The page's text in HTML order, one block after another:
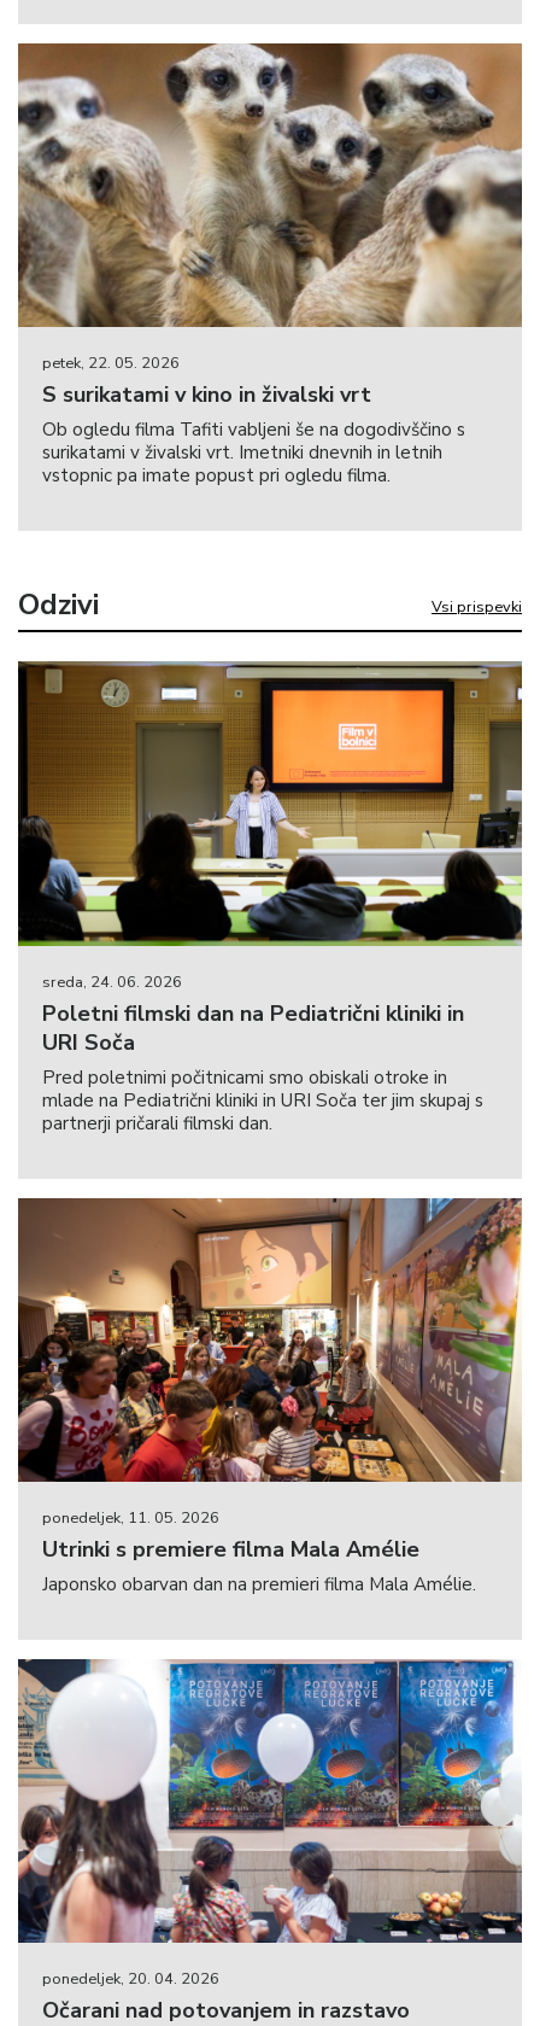
petek, 22. 05. 2026
S surikatami v kino in živalski vrt
Ob ogledu filma Tafiti vabljeni še na dogodivščino s
surikatami v živalski vrt. Imetniki dnevnih in letnih
vstopnic pa imate popust pri ogledu filma.
Vsi prispevki
Odzivi
sreda, 24. 06. 2026
Poletni filmski dan na Pediatrični kliniki in
URI Soča
Pred poletnimi počitnicami smo obiskali otroke in
mlade na Pediatrični kliniki in URI Soča ter jim skupaj s
partnerji pričarali filmski dan.
ponedeljek, 11. 05. 2026
Utrinki s premiere filma Mala Amélie
Japonsko obarvan dan na premieri filma Mala Amélie.
ponedeljek, 20. 04. 2026
Očarani nad potovanjem in razstavo